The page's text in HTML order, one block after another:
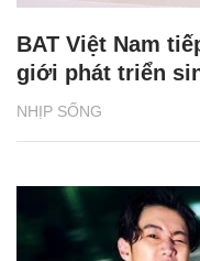
NHỊP SỐNG
BAT Việt Nam
giới phát triển